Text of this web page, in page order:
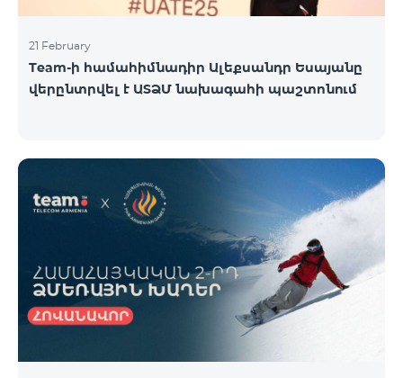
21 February
Team-ի համահիմնադիր Ալեքսանդր Եսայանը
վերընտրվել է ԱՏՁՄ նախագահի պաշտոնում